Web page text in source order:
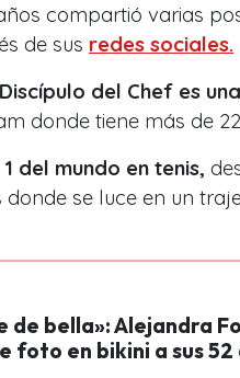
compartió varias
de sus redes sociales.
del Chef es
donde tiene más de
del mundo en tenis,
donde se luce en un
de bella»: Alejandra
foto en bikini a sus 52